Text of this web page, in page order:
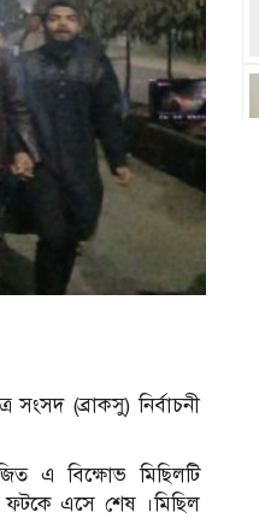
সংসদ (ব্রাকসু) নির্বাচনী
এ বিক্ষোভ মিছিলটি
ফটকে এসে শেষ ।মিছিল